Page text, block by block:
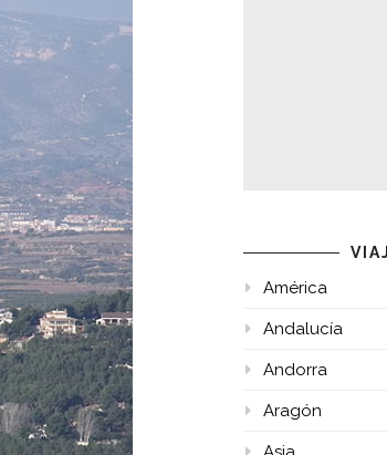
América
Andalucía
Andorra
Aragón